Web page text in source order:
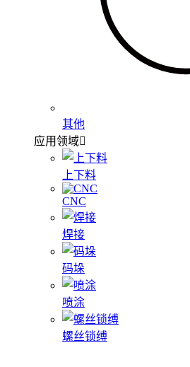
其他
应用领域
上下料
CNC
焊接
码垛
喷涂
螺丝锁缚